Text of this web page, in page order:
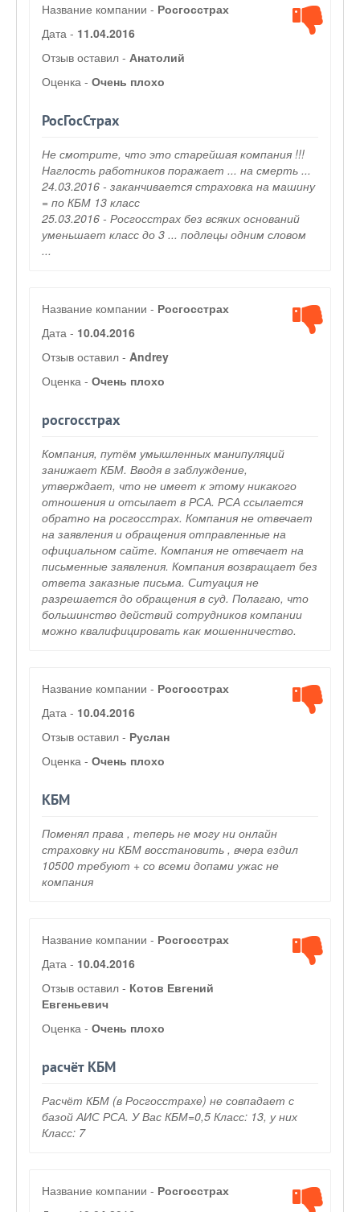
Название компании - Росгосстрах
Дата - 11.04.2016
Отзыв оставил - Анатолий
Оценка - Очень плохо
РосГосСтрах
Не смотрите, что это старейшая компания !!!
Наглость работников поражает ... на смерть ...
24.03.2016 - заканчивается страховка на машину
= по КБМ 13 класс
25.03.2016 - Росгосстрах без всяких оснований
уменьшает класс до 3 ... подлецы одним словом
...
Название компании - Росгосстрах
Дата - 10.04.2016
Отзыв оставил - Andrey
Оценка - Очень плохо
росгосстрах
Компания, путём умышленных манипуляций
занижает КБМ. Вводя в заблуждение,
утверждает, что не имеет к этому никакого
отношения и отсылает в РСА. РСА ссылается
обратно на росгосстрах. Компания не отвечает
на заявления и обращения отправленные на
официальном сайте. Компания не отвечает на
письменные заявления. Компания возвращает без
ответа заказные письма. Ситуация не
разрешается до обращения в суд. Полагаю, что
большинство действий сотрудников компании
можно квалифицировать как мошенничество.
Название компании - Росгосстрах
Дата - 10.04.2016
Отзыв оставил - Руслан
Оценка - Очень плохо
КБМ
Поменял права , теперь не могу ни онлайн
страховку ни КБМ восстановить , вчера ездил
10500 требуют + со всеми допами ужас не
компания
Название компании - Росгосстрах
Дата - 10.04.2016
Отзыв оставил - Котов Евгений
Евгеньевич
Оценка - Очень плохо
расчёт КБМ
Расчёт КБМ (в Росгосстрахе) не совпадает с
базой АИС РСА. У Вас КБМ=0,5 Класс: 13, у них
Класс: 7
Название компании - Росгосстрах